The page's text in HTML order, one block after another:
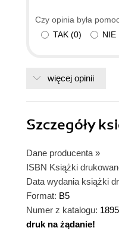
Czy opinia była
TAK (0) NIE
więcej opinii
Szczegóły
Dane producenta »
ISBN Książki
Data wydania książki
Format: B5
Numer z katalogu: 1895
druk na żądanie!